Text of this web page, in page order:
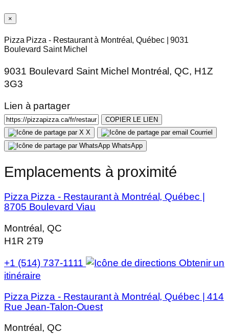
×
Pizza Pizza - Restaurant à Montréal, Québec | 9031
Boulevard Saint Michel
9031 Boulevard Saint Michel Montréal, QC, H1Z
3G3
Lien à partager
COPIER LE LIEN
X
Courriel
WhatsApp
Emplacements à proximité
Pizza Pizza - Restaurant à Montréal, Québec |
8705 Boulevard Viau
Montréal, QC
H1R 2T9
+1 (514) 737-1111
Obtenir un
itinéraire
Pizza Pizza - Restaurant à Montréal, Québec | 414
Rue Jean-Talon-Ouest
Montréal, QC